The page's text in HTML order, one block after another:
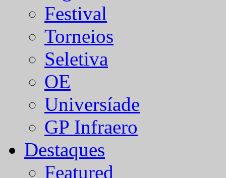
Festival
Torneios
Seletiva
OE
Universíade
GP Infraero
Destaques
Featured